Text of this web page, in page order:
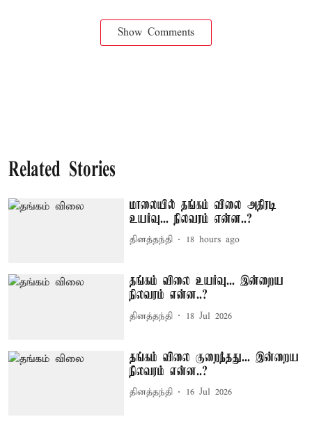
Show Comments
Related Stories
மாலையில் தங்கம் விலை அதிரடி
உயர்வு... நிலவரம் என்ன..?
தினத்தந்தி 18 hours ago
தங்கம் விலை உயர்வு... இன்றைய
நிலவரம் என்ன..?
தினத்தந்தி 18 Jul 2026
தங்கம் விலை குறைந்தது... இன்றைய
நிலவரம் என்ன..?
தினத்தந்தி 16 Jul 2026